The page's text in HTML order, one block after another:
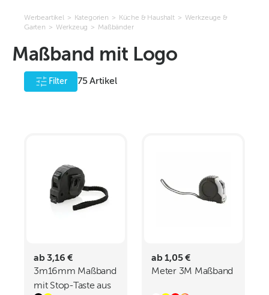
Werbeartikel > Kategorien > Küche & Haushalt > Werkzeuge &
Garten > Werkzeug > Maßbänder
Maßband mit Logo
Filter 75Artikel
ab 3,16 €
3m16mm Maßband
mit Stop-Taste aus
ab 1,05 €
Meter 3M Maßband